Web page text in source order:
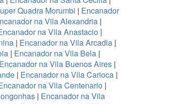
Quadra Morumbi | Encanador
na Vila Alexandria |
na Vila Anastacio|
| Encanador na Vila Arcadia |
| Encanador na Vila Bela|
Encanador na Vila Buenos Aires |
| Encanador na Vila Carioca |
na Vila Centenario |
| Encanador na Vila